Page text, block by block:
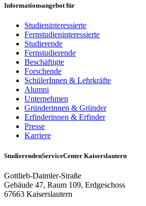
Informationsangebot für
Studieninteressierte
Fernstudieninteressierte
Studierende
Fernstudierende
Beschäftigte
Forschende
SchülerInnen & Lehrkräfte
Alumni
Unternehmen
Gründerinnen & Gründer
Erfinderinnen & Erfinder
Presse
Karriere
StudierendenServiceCenter Kaiserslautern
Gottlieb-Daimler-Straße
Gebäude 47, Raum 109, Erdgeschoss
67663 Kaiserslautern